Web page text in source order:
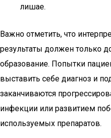
лишае.
Важно отметить, что
результаты должен только
образование. Попытки
выставить себе диагноз и
заканчиваются
инфекции или развитием
используемых препаратов.